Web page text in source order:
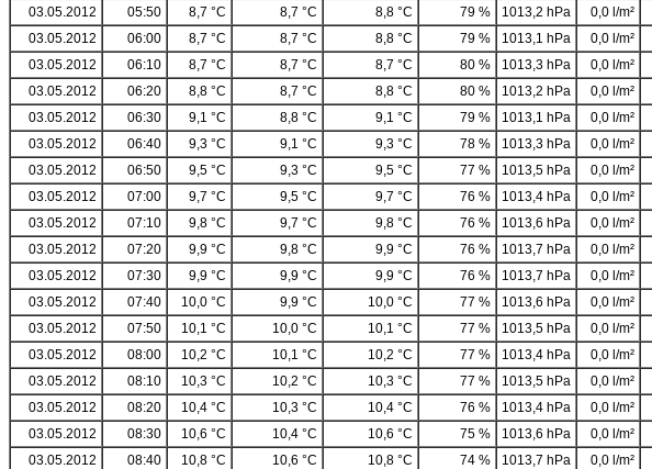
03.05.2012
05:50 8,7 °C 8,7 °C 8,8 °C 79 % 1013,2 hPa 0,0 l/m²
03.05.2012
06:00 8,7 °C 8,7 °C 8,8 °C 79 % 1013,1 hPa 0,0 l/m²
03.05.2012
06:10 8,7 °C 8,7 °C 8,7 °C 80 % 1013,3 hPa 0,0 l/m²
03.05.2012
06:20 8,8 °C 8,7 °C 8,8 °C 80 % 1013,2 hPa 0,0 l/m²
03.05.2012
06:30 9,1 °C 8,8 °C 9,1 °C 79 % 1013,1 hPa 0,0 l/m²
03.05.2012
06:40 9,3 °C 9,1 °C 9,3 °C 78 % 1013,3 hPa 0,0 l/m²
03.05.2012
06:50 9,5 °C 9,3 °C 9,5 °C 77 % 1013,5 hPa 0,0 l/m²
03.05.2012
07:00 9,7 °C 9,5 °C 9,7 °C 76 % 1013,4 hPa 0,0 l/m²
03.05.2012
07:10 9,8 °C 9,7 °C 9,8 °C 76 % 1013,6 hPa 0,0 l/m²
03.05.2012
07:20 9,9 °C 9,8 °C 9,9 °C 76 % 1013,7 hPa 0,0 l/m²
03.05.2012
07:30 9,9 °C 9,9 °C 9,9 °C 76 % 1013,7 hPa 0,0 l/m²
03.05.2012
07:40 10,0 °C 9,9 °C 10,0 °C 77 % 1013,6 hPa 0,0 l/m²
03.05.2012
07:50 10,1 °C 10,0 °C 10,1 °C 77 % 1013,5 hPa 0,0 l/m²
03.05.2012
08:00 10,2 °C 10,1 °C 10,2 °C 77 % 1013,4 hPa 0,0 l/m²
03.05.2012
08:10 10,3 °C 10,2 °C 10,3 °C 77 % 1013,5 hPa 0,0 l/m²
03.05.2012
08:20 10,4 °C 10,3 °C 10,4 °C 76 % 1013,4 hPa 0,0 l/m²
03.05.2012
08:30 10,6 °C 10,4 °C 10,6 °C 75 % 1013,6 hPa 0,0 l/m²
03.05.2012
08:40 10,8 °C 10,6 °C 10,8 °C 74 % 1013,7 hPa 0,0 l/m²